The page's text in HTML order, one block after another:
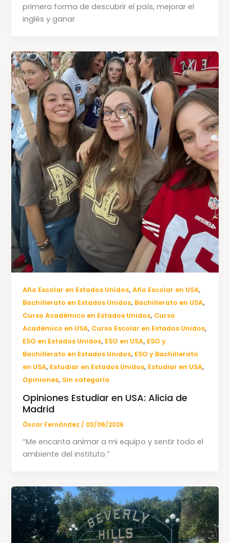
primera forma de descubrir el país, mejorar el
inglés y ganar
Año Escolar en Estados Unidos,Año Escolar en USA,
Bachillerato en Estados Unidos, Bachillerato en USA,
Curso Académico en Estados Unidos, Curso
Académico en USA, Curso Escolar en Estados Unidos,
ESO en Estados Unidos, ESO en USA, ESO y
Bachillerato en Estados Unidos, ESO y Bachillerato
en USA, Estudiar en Estados Unidos, Estudiar en USA,
Opiniones, Sin categoría
Opiniones Estudiar en USA: Alicia de
Madrid
Óscar Fernández / 03/06/2026
“Me encanta animar a mi equipo y sentir todo el
ambiente del instituto.”